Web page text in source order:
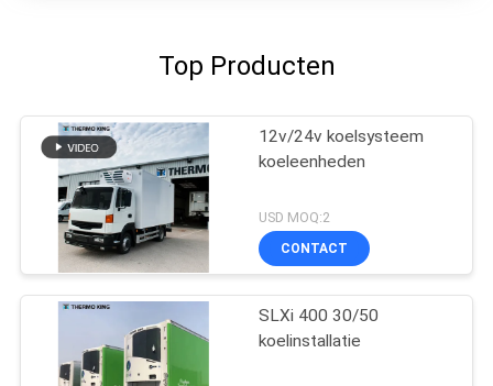
Top Producten
12v/24v koelsysteem
koeleenheden
USD MOQ:2
CONTACT
SLXi 400 30/50
koelinstallatie